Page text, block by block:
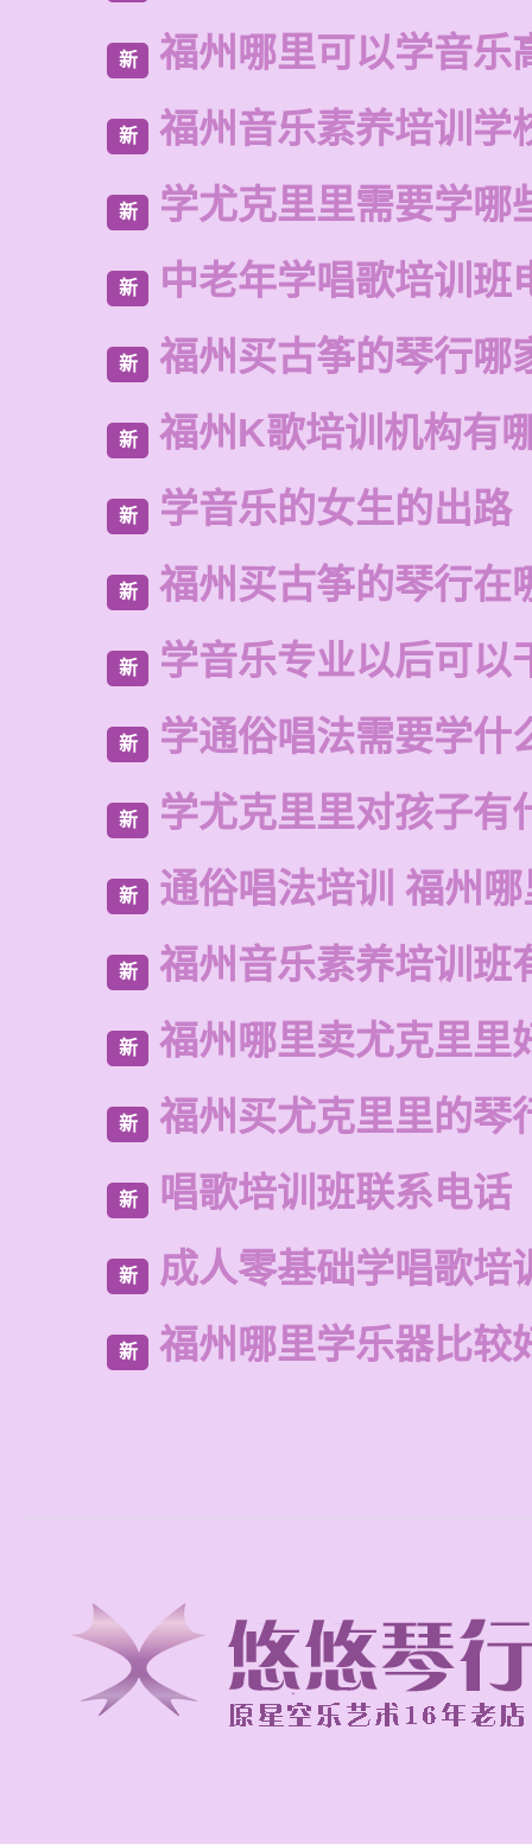
新 福州哪里可以学音乐
新 福州音乐素养培训学
新 学尤克里里需要学哪
新 中老年学唱歌培训班
新 福州买古筝的琴行哪
新 福州K歌培训机构有
新 学音乐的女生的出路
新 福州买古筝的琴行在
新 学音乐专业以后可以
新 学通俗唱法需要学什
新 学尤克里里对孩子有
新 通俗唱法培训 福州
新 福州音乐素养培训班
新 福州哪里卖尤克里里
新 福州买尤克里里的琴
新 唱歌培训班联系电话
新 成人零基础学唱歌培
新 福州哪里学乐器比较